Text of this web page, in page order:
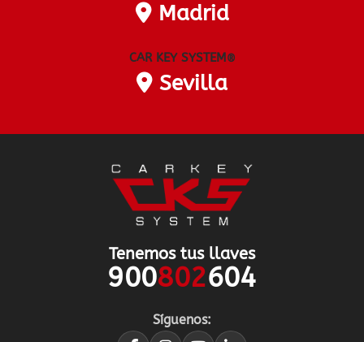
Madrid
CAR KEY SYSTEM®
Sevilla
Tenemos tus llaves
900802604
Síguenos: